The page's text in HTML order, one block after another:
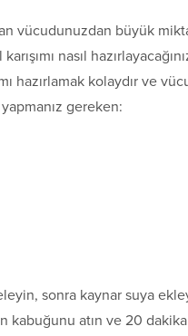
vücudunuzdan büyük
nasıl
hazırlamak kolaydır ve
gereken:
sonra kaynar suya
kabuğunu atın ve 20